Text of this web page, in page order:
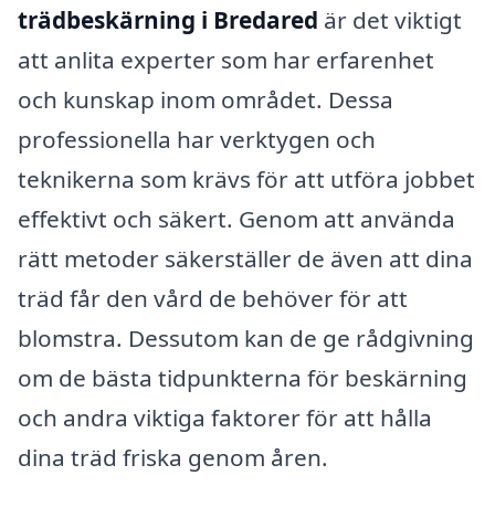
trädbeskärning i Bredared är det viktigt
att anlita experter som har erfarenhet
och kunskap inom området. Dessa
professionella har verktygen och
teknikerna som krävs för att utföra jobbet
effektivt och säkert. Genom att använda
rätt metoder säkerställer de även att dina
träd får den vård de behöver för att
blomstra. Dessutom kan de ge rådgivning
om de bästa tidpunkterna för beskärning
och andra viktiga faktorer för att hålla
dina träd friska genom åren.